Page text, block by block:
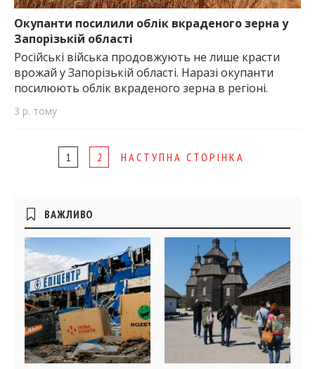
Окупанти посилили облік вкраденого зерна у
Запорізькій області
Російські війська продовжують не лише красти
врожай у Запорізькій області. Наразі окупанти
посилюють облік вкраденого зерна в регіоні.
3 р. тому
1 2 НАСТУПНА СТОРІНКА
Бічні
віджети
ВАЖЛИВО